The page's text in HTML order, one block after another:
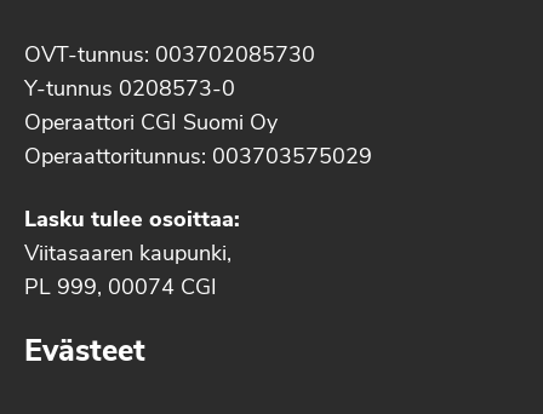
OVT-tunnus: 003702085730
Y-tunnus 0208573-0
Operaattori CGI Suomi Oy
Operaattoritunnus: 003703575029
Lasku tulee osoittaa:
Viitasaaren kaupunki,
PL 999, 00074 CGI
Evästeet